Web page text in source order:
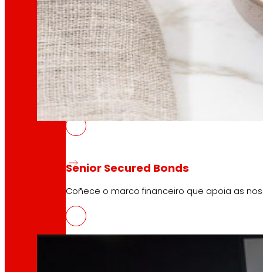
Información financeira
Resultados, informes e principais
Senior Secured Bonds
Coñece o marco financeiro que apoia as
DELIFUNGUS, sobremesas
10 Abril, 2026
O proxecto de sobremesas veganos ricos en